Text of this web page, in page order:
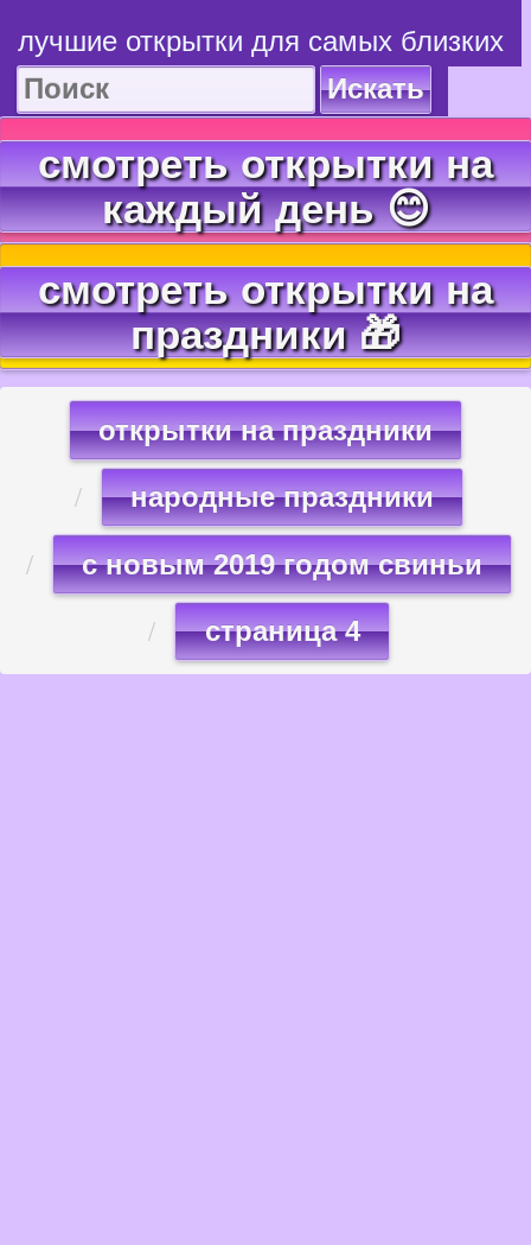
лучшие открытки для самых близких
Искать
смотреть открытки на
каждый день 😊
смотреть открытки на
праздники 🎁
открытки на праздники
народные праздники
с новым 2019 годом свиньи
страница 4